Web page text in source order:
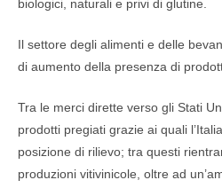
biologici, naturali e privi di glutine.
Il settore degli alimenti e delle
di aumento della presenza di
Tra le merci dirette verso gli Stati
prodotti pregiati grazie ai quali
posizione di rilievo; tra questi
produzioni vitivinicole, oltre ad